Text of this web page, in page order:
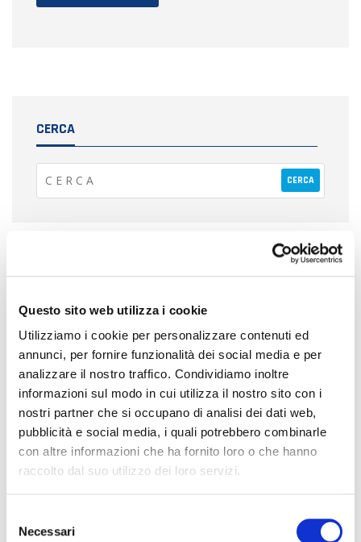
Questo sito web utilizza i cookie
Utilizziamo i cookie per personalizzare contenuti ed
annunci, per fornire funzionalità dei social media e per
analizzare il nostro traffico. Condividiamo inoltre
informazioni sul modo in cui utilizza il nostro sito con i
nostri partner che si occupano di analisi dei dati web,
pubblicità e social media, i quali potrebbero combinarle
con altre informazioni che ha fornito loro o che hanno
raccolto dal suo utilizzo dei loro servizi.
Necessari
CERCA
ULTIME NEWS
ALLONTANAMENTO VOLATILI E
CAPANNONI INDUSTRIALI: SE I
PICCIONI ENTRANO UNA VOLTA
TORNERANNO ANCORA. VUOI
ASPETTARE I DANNI O
PREVENIRLI?
ARTICOLI IN PRIMO PIANO
quando il lavoro non è eseguito